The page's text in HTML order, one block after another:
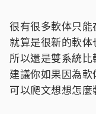
很有很多軟体只
就算是很新的軟体
所以還是雙系統
建議你如果因為
可以爬文想想怎